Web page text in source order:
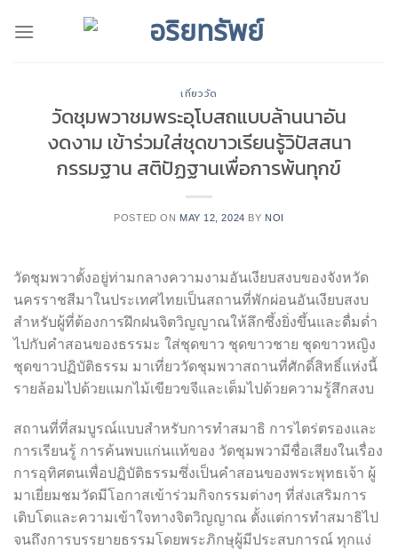
เที่ยววัด
วัดชุมพวาชมพระอุโบสถแบบล้านนาอัน
งดงาม เข้าร่วมใส่ชุดขาวเรียนรู้วิปัสสนา
กรรมฐาน สติปัฏฐานเพื่อการพ้นทุกข์
POSTED ON MAY 12, 2024 BY NOI
วัดชุมพวาตั้งอยู่ท่ามกลางความงามอันเงียบสงบของจังหวัด
นครราชสีมาในประเทศไทยเป็นสถานที่พักผ่อนอันเงียบสงบ
สำหรับผู้ที่ต้องการฝึกฝนจิตวิญญาณให้ลึกซึ้งยิ่งขึ้นและดื่มด่ำ
ไปกับคำสอนของธรรมะ ใส่ชุดขาว ชุดขาวชาย ชุดขาวหญิง
ชุดขาวปฏิบัติธรรม มาเที่ยววัดชุมพวาสถานที่ศักดิ์สิทธิ์แห่งนี้
รายล้อมไปด้วยแมกไม้เขียวขจีและเต็มไปด้วยความรู้สึกสงบ
สถานที่ที่สมบูรณ์แบบสำหรับการทำสมาธิ การไตร่ตรองและ
การเรียนรู้ การค้นพบแก่นแท้ของ วัดชุมพวามีชื่อเสียงในเรื่อง
การอุทิศตนเพื่อปฏิบัติธรรมซึ่งเป็นคำสอนของพระพุทธเจ้า ผู้
มาเยี่ยมชมวัดมีโอกาสเข้าร่วมกิจกรรมต่างๆ ที่ส่งเสริมการ
เติบโตและความเข้าใจทางจิตวิญญาณ ตั้งแต่การทำสมาธิไป
จนถึงการบรรยายธรรมโดยพระภิกษุผู้มีประสบการณ์ ทุกแง่